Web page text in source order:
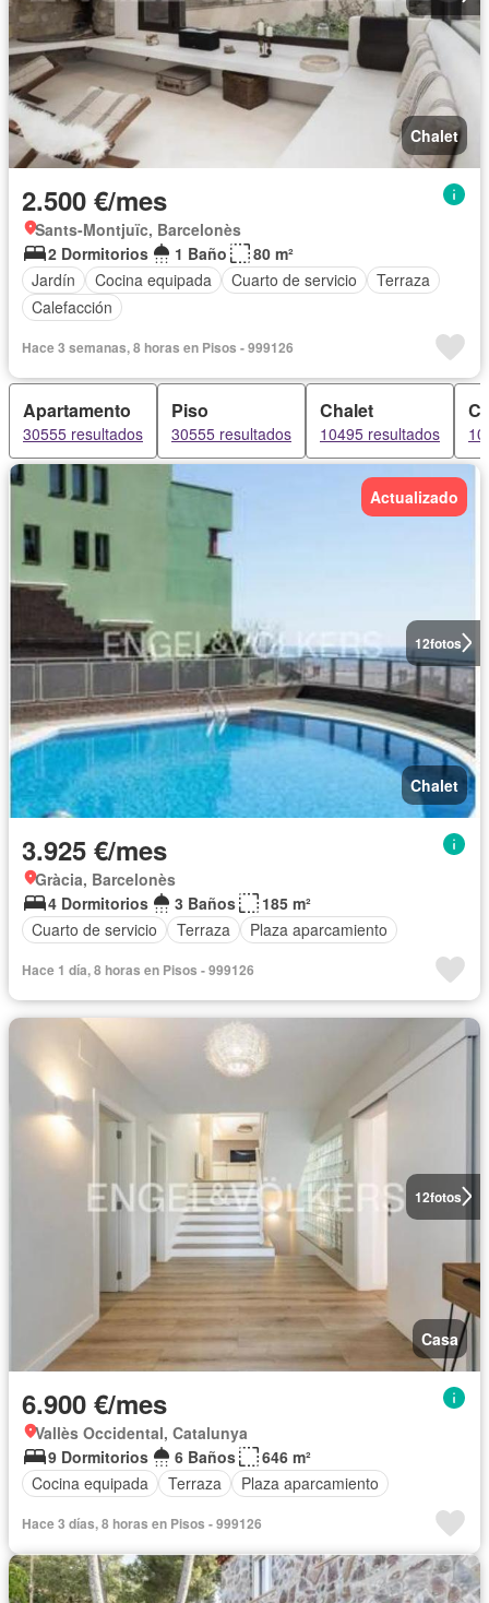
Chalet
2.500 €/mes
Sants-Montjuïc, Barcelonès
2 Dormitorios
1 Baño
80 m²
Jardín
Cocina equipada Cuarto de servicio
Terraza
Calefacción
Hace 3 semanas, 8 horas en Pisos - 999126
Apartamento
30555 resultados
Piso
30555 resultados
Chalet
10495 resultados
12fotos
Actualizado
Chalet
3.925 €/mes
Gràcia, Barcelonès
4 Dormitorios
3 Baños
185 m²
Cuarto de servicio
Terraza Plaza aparcamiento
Hace 1 día, 8 horas en Pisos - 999126
12fotos
Casa
6.900 €/mes
Vallès Occidental, Catalunya
9 Dormitorios
6 Baños
646 m²
Cocina equipada
Terraza Plaza aparcamiento
Hace 3 días, 8 horas en Pisos - 999126